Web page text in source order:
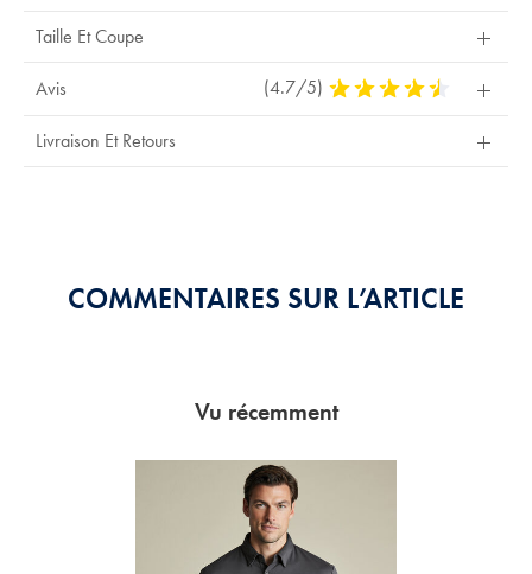
Taille Et Coupe
Avis (4.7/5) 4,7
Livraison Et Retours
COMMENTAIRES SUR L’ARTICLE
Vu récemment